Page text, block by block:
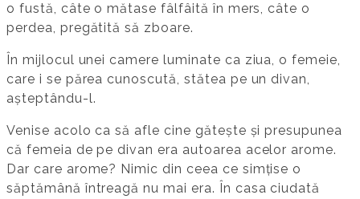
o fustă, câte o mătase fâlfâită în mers, câte o
perdea, pregătită să zboare.
În mijlocul unei camere luminate ca ziua, o femeie,
care i se părea cunoscută, stătea pe un divan,
așteptându-l.
Venise acolo ca să afle cine gătește și presupunea
că femeia de pe divan era autoarea acelor arome.
Dar care arome? Nimic din ceea ce simțise o
săptămână întreagă nu mai era. În casa ciudată